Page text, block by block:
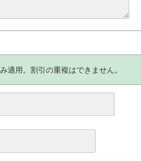
用。割引の重複はできません。